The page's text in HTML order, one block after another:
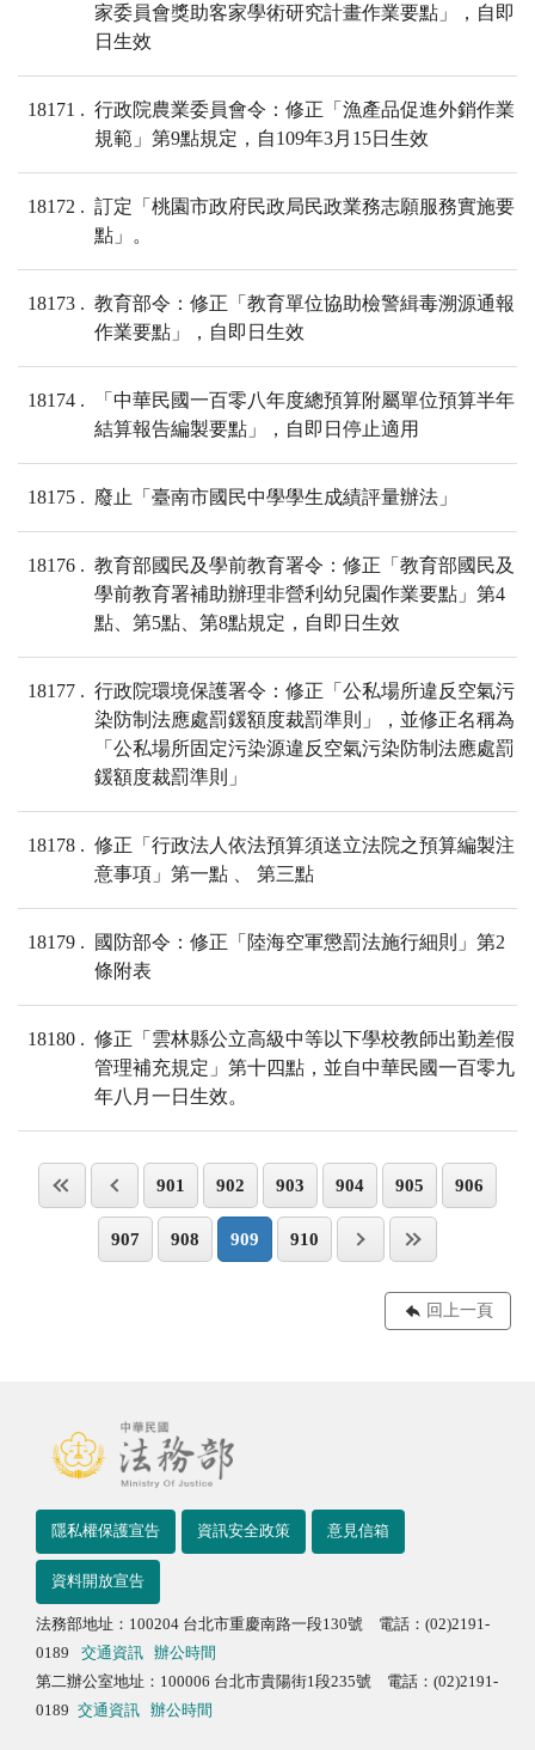
家委員會獎助客家學術研究計畫作業要點」，自即
日生效
18171
行政院農業委員會令：修正「漁產品促進外銷作業
規範」第9點規定，自109年3月15日生效
18172
訂定「桃園市政府民政局民政業務志願服務實施要
點」。
18173
教育部令：修正「教育單位協助檢警緝毒溯源通報
作業要點」，自即日生效
18174
「中華民國一百零八年度總預算附屬單位預算半年
結算報告編製要點」，自即日停止適用
18175 廢止「臺南市國民中學學生成績評量辦法」
18176
教育部國民及學前教育署令：修正「教育部國民及
學前教育署補助辦理非營利幼兒園作業要點」第4
點、第5點、第8點規定，自即日生效
18177
行政院環境保護署令：修正「公私場所違反空氣污
染防制法應處罰鍰額度裁罰準則」，並修正名稱為
「公私場所固定污染源違反空氣污染防制法應處罰
鍰額度裁罰準則」
18178
修正「行政法人依法預算須送立法院之預算編製注
意事項」第一點 、 第三點
18179
國防部令：修正「陸海空軍懲罰法施行細則」第2
條附表
18180
修正「雲林縣公立高級中等以下學校教師出勤差假
管理補充規定」第十四點，並自中華民國一百零九
年八月一日生效。
901 902 903 904 905 906
907 908 909 910
回上一頁
隱私權保護宣告 資訊安全政策 意見信箱
資料開放宣告
法務部地址：100204 台北市重慶南路一段130號 電話：(02)2191-
0189
交通資訊
辦公時間
第二辦公室地址：100006 台北市貴陽街1段235號 電話：(02)2191-
0189 交通資訊 辦公時間